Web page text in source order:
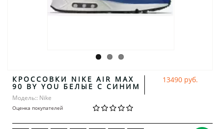
КРОССОВКИ NIKE AIR MAX
90 BY YOU БЕЛЫЕ С СИНИМ
Модель:: Nike
Оценка покупателей
13490 руб.